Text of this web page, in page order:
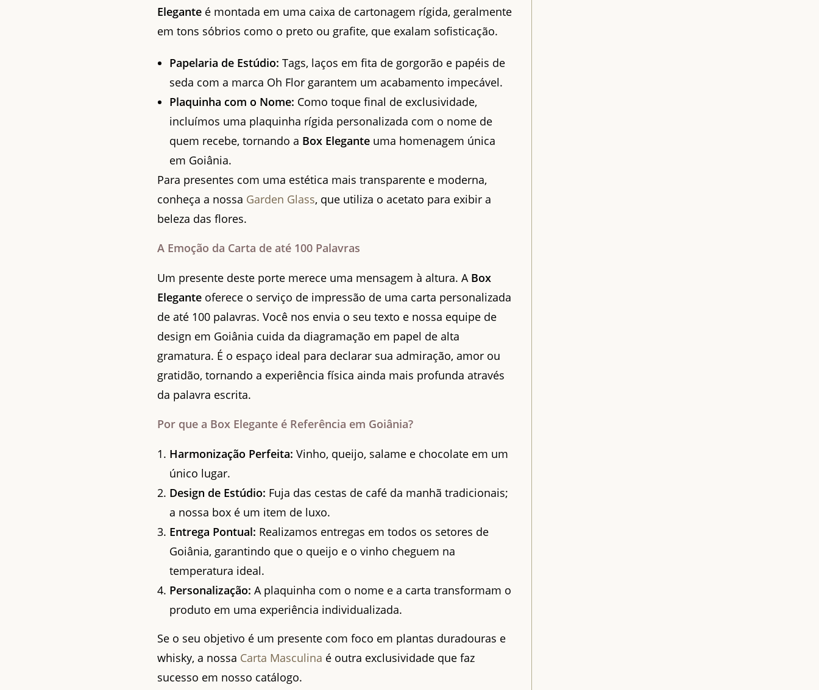
Elegante é montada em uma caixa de cartonagem rígida, geralmente
em tons sóbrios como o preto ou grafite, que exalam sofisticação.
Papelaria de Estúdio: Tags, laços em fita de gorgorão e papéis de
seda com a marca Oh Flor garantem um acabamento impecável.
Plaquinha com o Nome: Como toque final de exclusividade,
incluímos uma plaquinha rígida personalizada com o nome de
quem recebe, tornando a Box Elegante uma homenagem única
em Goiânia.
Para presentes com uma estética mais transparente e moderna,
conheça a nossa Garden Glass, que utiliza o acetato para exibir a
beleza das flores.
A Emoção da Carta de até 100 Palavras
Um presente deste porte merece uma mensagem à altura. A Box
Elegante oferece o serviço de impressão de uma carta personalizada
de até 100 palavras. Você nos envia o seu texto e nossa equipe de
design em Goiânia cuida da diagramação em papel de alta
gramatura. É o espaço ideal para declarar sua admiração, amor ou
gratidão, tornando a experiência física ainda mais profunda através
da palavra escrita.
Por que a Box Elegante é Referência em Goiânia?
Harmonização Perfeita: Vinho, queijo, salame e chocolate em um
único lugar.
Design de Estúdio: Fuja das cestas de café da manhã tradicionais;
a nossa box é um item de luxo.
Entrega Pontual: Realizamos entregas em todos os setores de
Goiânia, garantindo que o queijo e o vinho cheguem na
temperatura ideal.
Personalização: A plaquinha com o nome e a carta transformam o
produto em uma experiência individualizada.
Se o seu objetivo é um presente com foco em plantas duradouras e
whisky, a nossa Carta Masculina é outra exclusividade que faz
sucesso em nosso catálogo.